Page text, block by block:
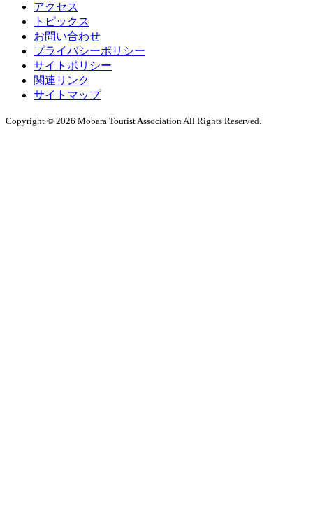
アクセス
トピックス
お問い合わせ
プライバシーポリシー
サイトポリシー
関連リンク
サイトマップ
Copyright © 2026 Mobara Tourist Association All Rights Reserved.